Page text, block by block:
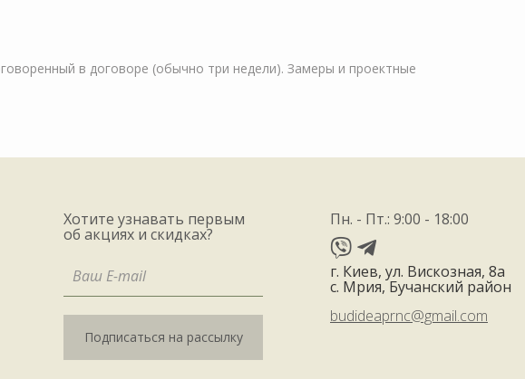
в договоре (обычно три недели). Замеры и проектные
Хотите узнавать первым
об акциях и скидках?
Подписаться на рассылку
Пн. - Пт.: 9:00 - 18:00
г. Киев, ул. Вискозная, 8а
с. Мрия, Бучанский район
budideaprnc@gmail.com